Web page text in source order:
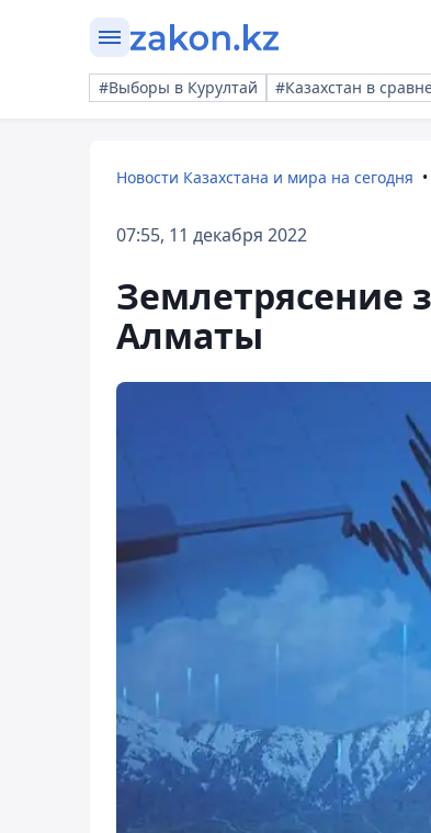
#Выборы в Курултай #Казахстан в
Новости Казахстана и мира на сегодня
07:55, 11 декабря 2022
Землетрясение
Алматы